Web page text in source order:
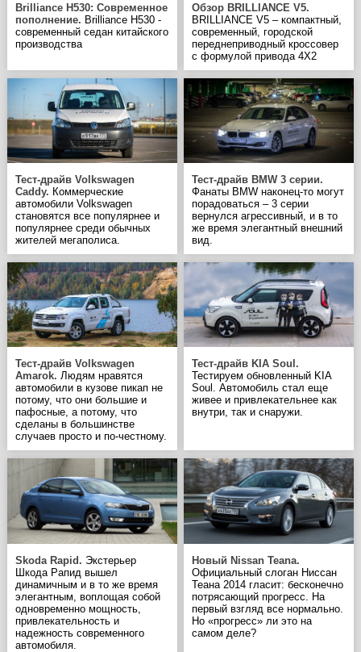
Brilliance Н530: Современное
пополнение. Brilliance Н530 -
современный седан китайского
производства
Обзор BRILLIANCE V5.
BRILLIANCE V5 – компактный,
современный, городской
переднеприводный кроссовер
с формулой привода 4Х2
Тест-драйв Volkswagen
Caddy. Коммерческие
автомобили Volkswagen
становятся все популярнее и
популярнее среди обычных
жителей мегаполиса.
Тест-драйв BMW 3 серии.
Фанаты BMW наконец-то могут
порадоваться – 3 серии
вернулся агрессивный, и в то
же время элегантный внешний
вид.
Тест-драйв Volkswagen
Amarok. Людям нравятся
автомобили в кузове пикап не
потому, что они большие и
пафосные, а потому, что
сделаны в большинстве
случаев просто и по-честному.
Тест-драйв KIA Soul.
Тестируем обновленный KIA
Soul. Автомобиль стал еще
живее и привлекательнее как
внутри, так и снаружи.
Skoda Rapid. Экстерьер
Шкода Рапид вышел
динамичным и в то же время
элегантным, воплощая собой
одновременно мощность,
привлекательность и
надежность современного
автомобиля.
Новый Nissan Teana.
Официальный слоган Ниссан
Теана 2014 гласит: бесконечно
потрясающий прогресс. На
первый взгляд все нормально.
Но «прогресс» ли это на
самом деле?